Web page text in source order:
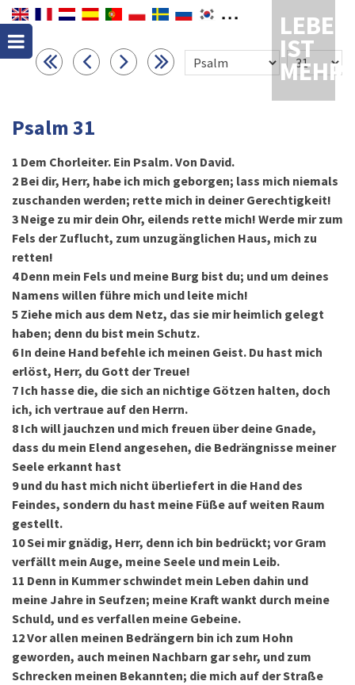
LEBEN
IST
MEHR
Psalm 31
1 Dem Chorleiter. Ein Psalm. Von David.
2 Bei dir, Herr, habe ich mich geborgen; lass mich niemals
zuschanden werden; rette mich in deiner Gerechtigkeit!
3 Neige zu mir dein Ohr, eilends rette mich! Werde mir zum
Fels der Zuflucht, zum unzugänglichen Haus, mich zu
retten!
4 Denn mein Fels und meine Burg bist du; und um deines
Namens willen führe mich und leite mich!
5 Ziehe mich aus dem Netz, das sie mir heimlich gelegt
haben; denn du bist mein Schutz.
6 In deine Hand befehle ich meinen Geist. Du hast mich
erlöst, Herr, du Gott der Treue!
7 Ich hasse die, die sich an nichtige Götzen halten, doch
ich, ich vertraue auf den Herrn.
8 Ich will jauchzen und mich freuen über deine Gnade,
dass du mein Elend angesehen, die Bedrängnisse meiner
Seele erkannt hast
9 und du hast mich nicht überliefert in die Hand des
Feindes, sondern du hast meine Füße auf weiten Raum
gestellt.
10Sei mir gnädig, Herr, denn ich bin bedrückt; vor Gram
verfällt mein Auge, meine Seele und mein Leib.
11 Denn in Kummer schwindet mein Leben dahin und
meine Jahre in Seufzen; meine Kraft wankt durch meine
Schuld, und es verfallen meine Gebeine.
12Vor allen meinen Bedrängern bin ich zum Hohn
geworden, auch meinen Nachbarn gar sehr, und zum
Schrecken meinen Bekannten; die mich auf der Straße